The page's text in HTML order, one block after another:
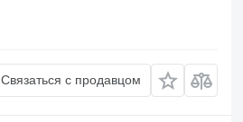
Связаться с продавцом